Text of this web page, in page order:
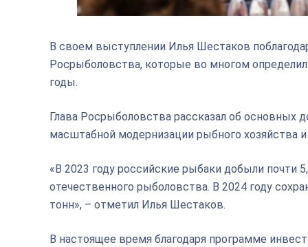
В своем выступлении Илья Шестаков
Росрыболовства, которые во многом
годы.
Глава Росрыболовства рассказал об основных
масштабной модернизации рыбного хозяйства и
«В 2023 году российские рыбаки добыли почти
отечественного рыболовства. В 2024 году
тонн», – отметил Илья Шестаков.
В настоящее время благодаря программе